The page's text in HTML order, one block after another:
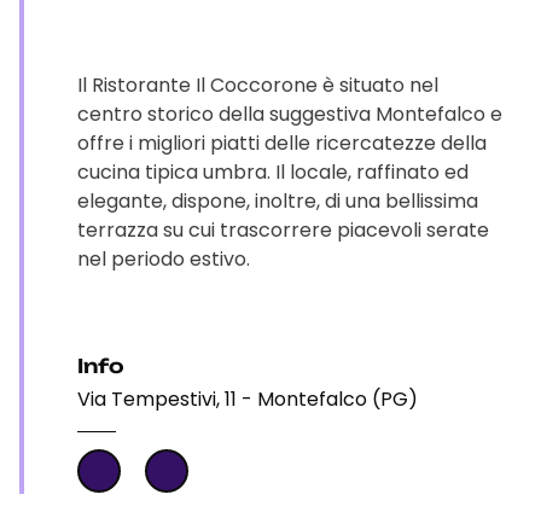
Il Ristorante Il Coccorone è situato nel
centro storico della suggestiva Montefalco e
offre i migliori piatti delle ricercatezze della
cucina tipica umbra. Il locale, raffinato ed
elegante, dispone, inoltre, di una bellissima
terrazza su cui trascorrere piacevoli serate
nel periodo estivo.
Info
Via Tempestivi, 11 - Montefalco (PG)